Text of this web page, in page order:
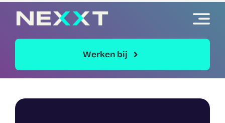
content
Werken bij